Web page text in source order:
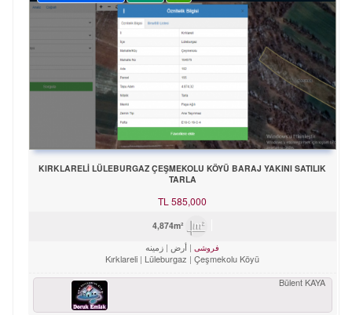
KIRKLARELİ LÜLEBURGAZ ÇEŞMEKOLU KÖYÜ BARAJ YAKINI SATILIK
TARLA
TL 585,000
فروشی أرض
زمینه
Kırklareli
Lüleburgaz
Çeşmekolu Köyü
Bülent KAYA